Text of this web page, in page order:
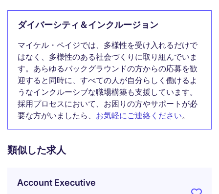
ダイバーシティ＆インクルージョン
マイケル・ペイジでは、多様性を受け入れるだけで
はなく、多様性のある社会づくりに取り組んでいま
す。あらゆるバックグラウンドの方からの応募を歓
迎すると同時に、すべての人が自分らしく働けるよ
うなインクルーシブな職場構築も支援しています。
採用プロセスにおいて、お困りの方やサポートが必
要な方がいましたら、 お気軽にご連絡ください。
類似した求人
Account Executive